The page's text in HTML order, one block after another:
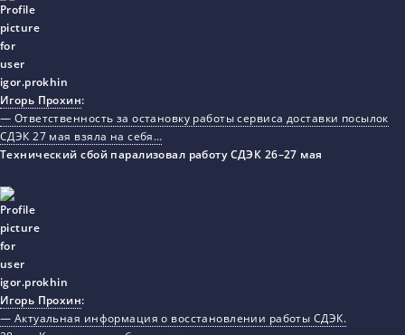
Игорь Прохин:
— Ответственность за остановку работы сервиса доставки посылок
СДЭК 27 мая взяла на себя…
Технический сбой парализовал работу СДЭК 26–27 мая
Игорь Прохин:
— Актуальная информация о восстановлении работы СДЭК.